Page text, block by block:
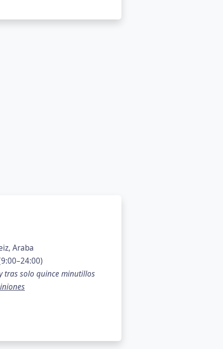
Araba
tras solo quince minutillos